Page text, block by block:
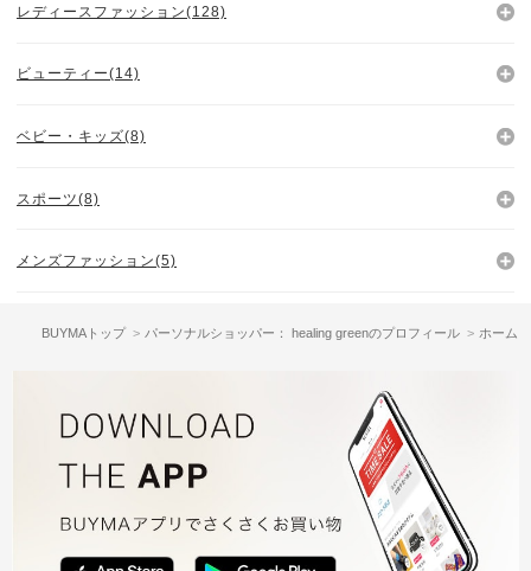
レディースファッション(128)
ビューティー(14)
ベビー・キッズ(8)
スポーツ(8)
メンズファッション(5)
BUYMAトップ パーソナルショッパー： healing greenのプロフィール ホーム